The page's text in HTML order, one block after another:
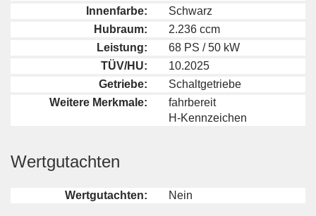
Innenfarbe:
Schwarz
Hubraum:
2.236 ccm
Leistung:
68 PS / 50 kW
TÜV/HU:
10.2025
Getriebe:
Schaltgetriebe
Weitere Merkmale:
fahrbereit
H-Kennzeichen
Wertgutachten
Wertgutachten: Nein